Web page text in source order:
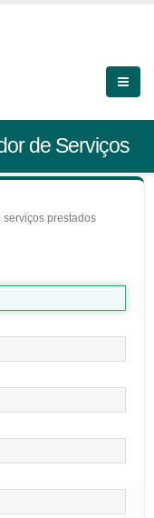
de Serviços
serviços prestados